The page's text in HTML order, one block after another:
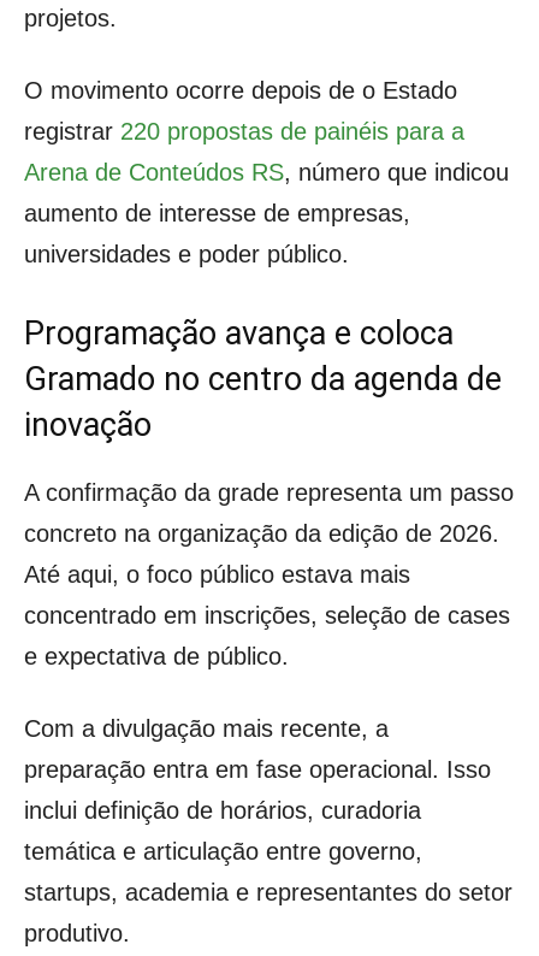
projetos.
O movimento ocorre depois de o Estado
registrar 220 propostas de painéis para a
Arena de Conteúdos RS, número que indicou
aumento de interesse de empresas,
universidades e poder público.
Programação avança e coloca
Gramado no centro da agenda de
inovação
A confirmação da grade representa um passo
concreto na organização da edição de 2026.
Até aqui, o foco público estava mais
concentrado em inscrições, seleção de cases
e expectativa de público.
Com a divulgação mais recente, a
preparação entra em fase operacional. Isso
inclui definição de horários, curadoria
temática e articulação entre governo,
startups, academia e representantes do setor
produtivo.